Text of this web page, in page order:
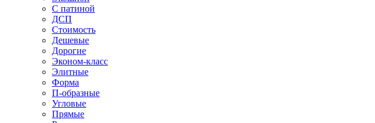
С патиной
ДСП
Стоимость
Дешевые
Дорогие
Эконом-класс
Элитные
Форма
П-образные
Угловые
Прямые